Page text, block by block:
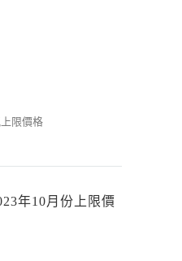
限價格
年10月份上限價